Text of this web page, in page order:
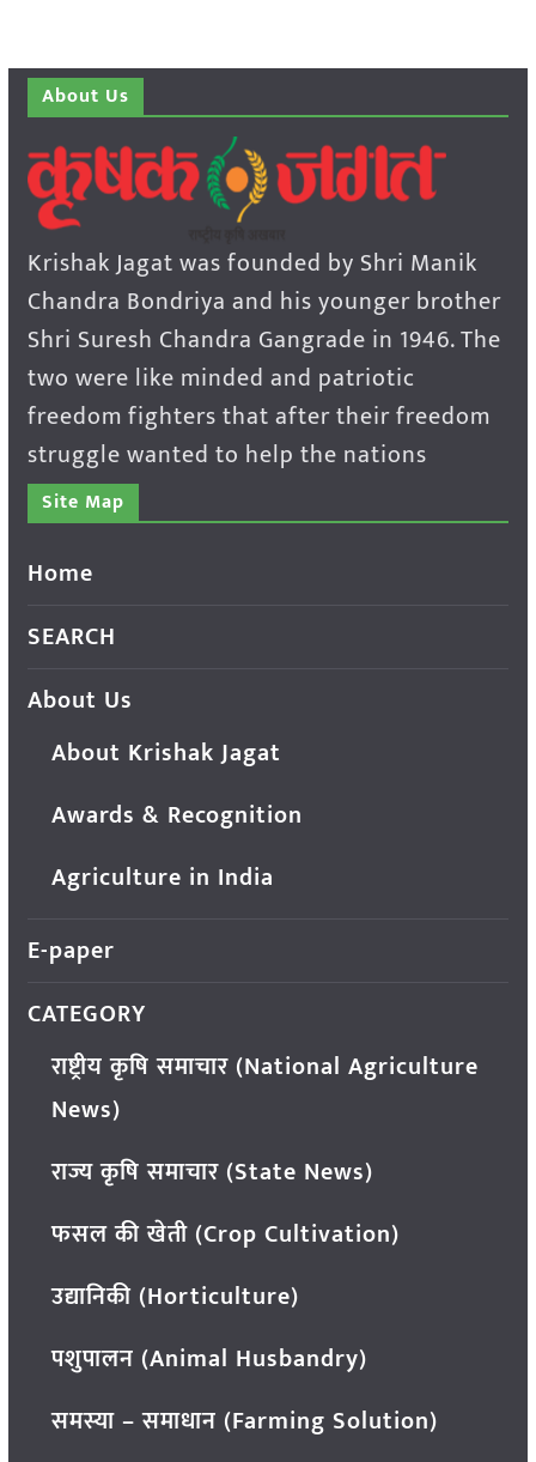
About Us
Krishak Jagat was founded by Shri Manik
Chandra Bondriya and his younger brother
Shri Suresh Chandra Gangrade in 1946. The
two were like minded and patriotic
freedom fighters that after their freedom
struggle wanted to help the nations
Site Map
Home
SEARCH
About Us
About Krishak Jagat
Awards & Recognition
Agriculture in India
E-paper
CATEGORY
राष्ट्रीय कृषि समाचार (National Agriculture
News)
राज्य कृषि समाचार (State News)
फसल की खेती (Crop Cultivation)
उद्यानिकी (Horticulture)
पशुपालन (Animal Husbandry)
समस्या – समाधान (Farming Solution)